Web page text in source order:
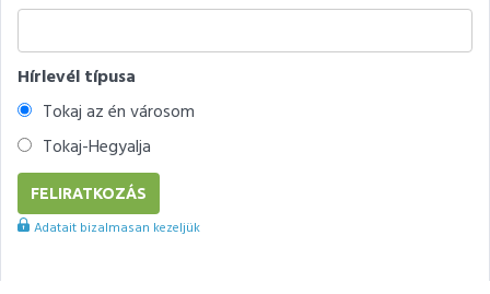
Hírlevél típusa
Tokaj az én városom
Tokaj-Hegyalja
Adatait bizalmasan kezeljük